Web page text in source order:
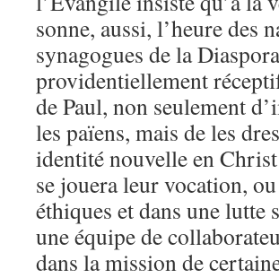
sonne, aussi, l’heure des
synagogues de la
providentiellement
de Paul, non seulement
les païens, mais de les
identité nouvelle en
se jouera leur vocation,
éthiques et dans une
une équipe de
dans la mission de